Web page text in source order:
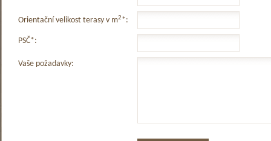
Orientační velikost terasy v m2*:
PSČ*:
Vaše požadavky: